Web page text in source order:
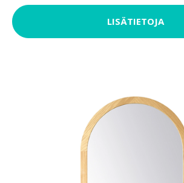
LISÄTIETOJA